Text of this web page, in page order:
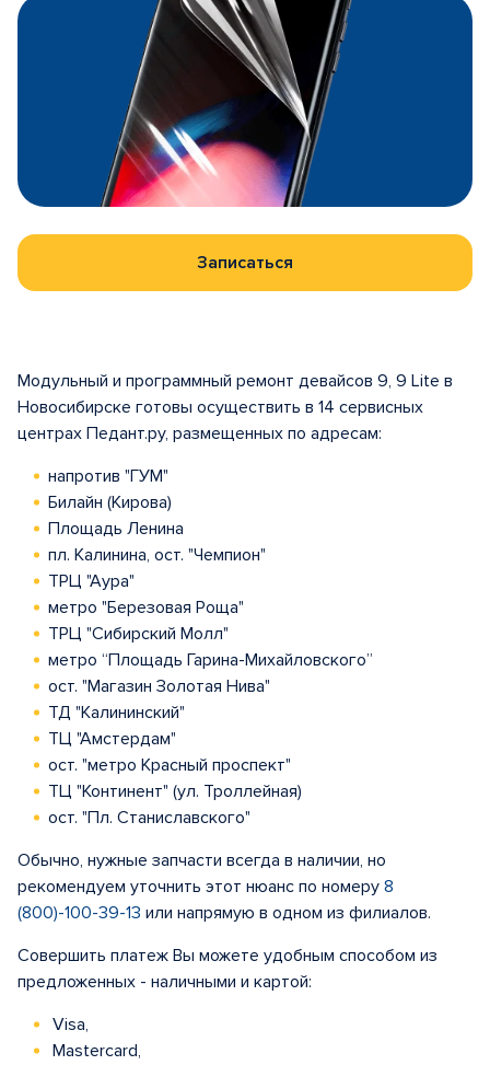
Записаться
Модульный и программный ремонт девайсов 9, 9 Lite в
Новосибирске готовы осуществить в 14 сервисных
центрах Педант.ру, размещенных по адресам:
напротив "ГУМ"
Билайн (Кирова)
Площадь Ленина
пл. Калинина, ост. "Чемпион"
ТРЦ "Аура"
метро "Березовая Роща"
ТРЦ "Сибирский Молл"
метро “Площадь Гарина-Михайловского”
ост. "Магазин Золотая Нива"
ТД "Калининский"
ТЦ "Амстердам"
ост. "метро Красный проспект"
ТЦ "Континент" (ул. Троллейная)
ост. "Пл. Станиславского"
Обычно, нужные запчасти всегда в наличии, но
рекомендуем уточнить этот нюанс по номеру 8
(800)-100-39-13 или напрямую в одном из филиалов.
Совершить платеж Вы можете удобным способом из
предложенных - наличными и картой:
Visa,
Mastercard,